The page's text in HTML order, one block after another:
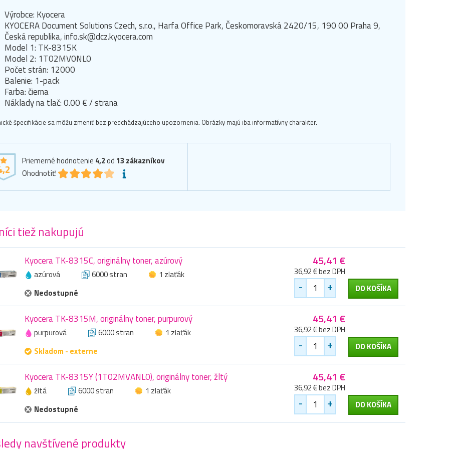
Výrobce: Kyocera
KYOCERA Document Solutions Czech, s.r.o., Harfa Office Park, Českomoravská 2420/15, 190 00 Praha 9,
Česká republika, info.sk@dcz.kyocera.com
Model 1: TK-8315K
Model 2: 1T02MV0NL0
Počet strán: 12000
Balenie: 1-pack
Farba: čierna
Náklady na tlač: 0.00 € / strana
špecifikácie sa môžu zmeniť bez predchádzajúceho upozornenia. Obrázky majú iba informatívny charakter.
Priemerné hodnotenie 4,2od 13 zákazníkov
Ohodnotiť:
tiež nakupujú
Kyocera TK-8315C, originálny toner, azúrový
azúrová 6000 stran
1 zlaťák
Nedostupné
45,41 €
36,92 € bez DPH
- + DO KOŠÍKA
Kyocera TK-8315M, originálny toner, purpurový
purpurová 6000 stran
1 zlaťák
Skladom - externe
45,41 €
36,92 € bez DPH
- + DO KOŠÍKA
Kyocera TK-8315Y (1T02MVANL0), originálny toner, žltý
žltá 6000 stran
1 zlaťák
Nedostupné
45,41 €
36,92 € bez DPH
- + DO KOŠÍKA
navštívené produkty